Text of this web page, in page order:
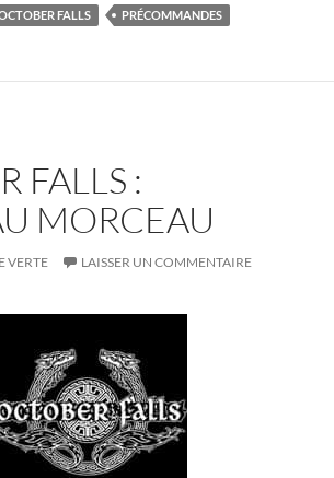
FALLS PRÉCOMMANDES
FALLS :
MORCEAU
VERTE LAISSER UN COMMENTAIRE